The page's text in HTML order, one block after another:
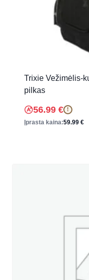
Trixie Vežimėlis-
pilkas
56.99 € !
Įprasta kaina:59.99 €